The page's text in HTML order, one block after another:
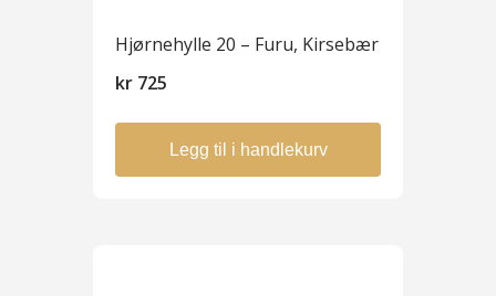
Hjørnehylle 20 – Furu, Kirsebær
kr 725
Legg til i handlekurv